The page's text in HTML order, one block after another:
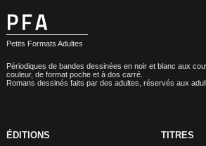
Petits Formats Adultes
Périodiques de bandes dessinées en noir et blanc aux
couleur, de format poche et à dos carré.
Romans dessinés faits par des adultes, réservés aux
ÉDITIONS TITRES